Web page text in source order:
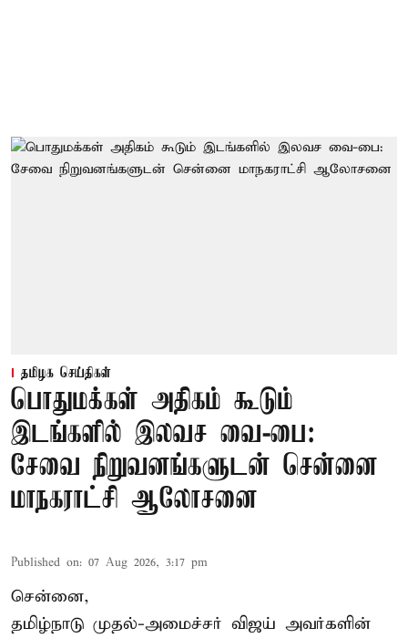
தமிழக செய்திகள்
பொதுமக்கள் அதிகம் கூடும்
இடங்களில் இலவச வை-பை:
சேவை நிறுவனங்களுடன் சென்னை
மாநகராட்சி ஆலோசனை
Published on: 07 Aug 2026, 3:17 pm
சென்னை,
தமிழ்நாடு முதல்-அமைச்சர் விஜய் அவர்களின்